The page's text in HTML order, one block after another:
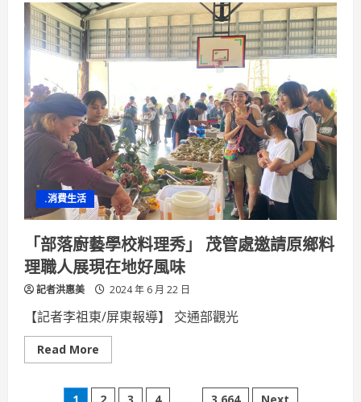
速
低
碳
轉
型
腳
打
好
淨
零
轉
型
地
基
陳
其
邁
市
長
率
首
長
帶
頭
用
.消費生活
「部落廚藝學校料理秀」 茂管處邀請原鄉料
理職人展現在地好風味
記者洪惠美 2024 年 6 月 22 日
【記者李祖東/屏東報導】 交通部觀光
Read More
more
落